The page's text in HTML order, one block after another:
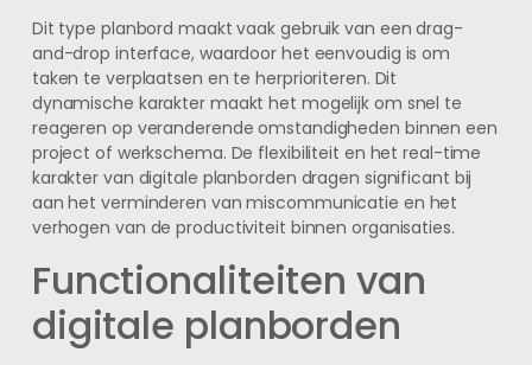
Dit type planbord maakt vaak gebruik van een drag-
and-drop interface, waardoor het eenvoudig is om
taken te verplaatsen en te herprioriteren. Dit
dynamische karakter maakt het mogelijk om snel te
reageren op veranderende omstandigheden binnen een
project of werkschema. De flexibiliteit en het real-time
karakter van digitale planborden dragen significant bij
aan het verminderen van miscommunicatie en het
verhogen van de productiviteit binnen organisaties.
Functionaliteiten van
digitale planborden